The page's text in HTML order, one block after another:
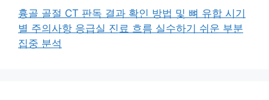
흉골 골절 CT 판독 결과 확인 방법 및 뼈 유합 시기
별 주의사항 응급실 진료 흐름 실수하기 쉬운 부분
집중 분석